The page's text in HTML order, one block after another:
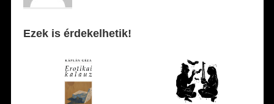
Ezek is érdekelhetik!